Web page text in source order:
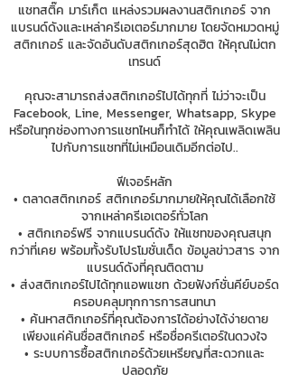
แชทสติ๊ค มาร์เก็ต แหล่งรวมผลงานสติกเกอร์ จาก
แบรนด์ดังและเหล่าครีเอเตอร์มากมาย โดยจัดหมวดหมู่
สติกเกอร์ และจัดอันดับสติกเกอร์สุดฮิต ให้คุณไม่ตก
เทรนด์
คุณจะสามารถส่งสติกเกอร์ไปได้ทุกที่ ไม่ว่าจะเป็น
Facebook, Line, Messenger, Whatsapp, Skype
หรือในทุกช่องทางการแชทไหนก็ทำได้ ให้คุณเพลิดเพลิน
ไปกับการแชทที่ไม่เหมือนเดิมอีกต่อไป..
ฟีเจอร์หลัก
• ตลาดสติกเกอร์ สติกเกอร์มากมายให้คุณได้เลือกใช้
จากเหล่าครีเอเตอร์ทั่วโลก
• สติกเกอร์ฟรี จากแบรนด์ดัง ให้แชทของคุณสนุก
กว่าที่เคย พร้อมทั้งรับโปรโมชั่นเด็ด ข้อมูลข่าวสาร จาก
แบรนด์ดังที่คุณติดตาม
• ส่งสติกเกอร์ไปได้ทุกแอพแชท ด้วยฟังก์ชั่นคีย์บอร์ด
ครอบคลุมทุกการการสนทนา
• ค้นหาสติกเกอร์ที่คุณต้องการได้อย่างได้ง่ายดาย
เพียงแค่ค้นชื่อสติกเกอร์ หรือชื่อครีเตอร์ในดวงใจ
• ระบบการซื้อสติกเกอร์ด้วยเหรียญที่สะดวกและ
ปลอดภัย